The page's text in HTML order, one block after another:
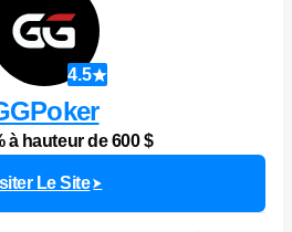
4.5
à hauteur de 600 $
Le Site